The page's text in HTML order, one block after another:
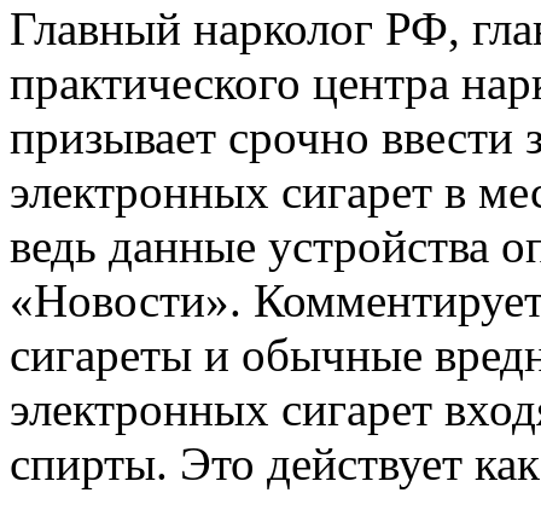
Главный нарколог РФ,
практического центра
призывает срочно ввести
электронных сигарет в
ведь данные устройства
«Новости».
сигареты и обычные
электронных сигарет
спирты. Это действует